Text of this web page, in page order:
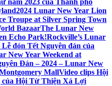
năm 2023 của Thành phố
2024 Lunar New Year Lion
Troupe at Silver Spring Town
BazaarThe Lunar New
Echo Park!Rockville’s Lunar
đón Tết Nguyên đán của
New Year Weekend at
Đán – 2024 – Lunar New
MallVideo clips Hội
Hội Từ Thiện Xá Lợi